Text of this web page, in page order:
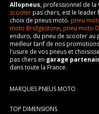
Allopneus, professionnel de la
scooterpas chers, est le leader
choix de pneus moto. pneu
moto Bridgestone,pneu moto
enduro, du pneu de scooter au
meilleur tarif de nos
l'usure de vos pneus et
pas chers en garage
dans toute la France.
MARQUES PNEUS MOTO
TOP DIMENSIONS